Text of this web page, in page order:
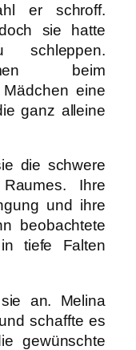
er schroff.
sie hatte
beim
eine
ganz alleine
die schwere
Ihre
und ihre
beobachtete
tiefe Falten
an. Melina
schaffte es
gewünschte